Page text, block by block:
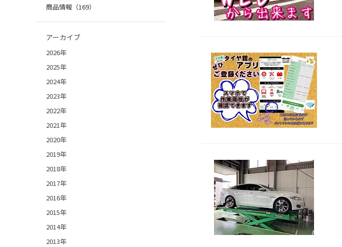
商品情報（169）
アーカイブ
2026年
2025年
2024年
2023年
2022年
2021年
2020年
2019年
2018年
2017年
2016年
2015年
2014年
2013年